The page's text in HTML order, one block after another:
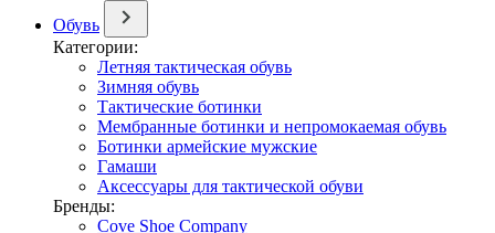
Обувь
Категории:
Летняя тактическая обувь
Зимняя обувь
Тактические ботинки
Мембранные ботинки и непромокаемая обувь
Ботинки армейские мужские
Гамаши
Аксессуары для тактической обуви
Бренды:
Cove Shoe Company